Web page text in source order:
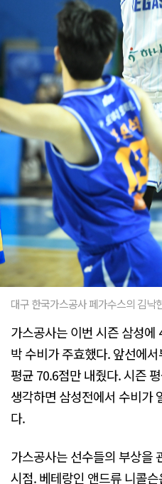
대구 한국가스공사 페가수스의 김낙
가스공사는 이번 시즌 삼성
박 수비가 주효했다. 앞선에
평균 70.6점만 내줬다. 시즌
생각하면 삼성전에서 수비가
다.
가스공사는 선수들의 부상을
시점. 베테랑인 앤드류 니콜